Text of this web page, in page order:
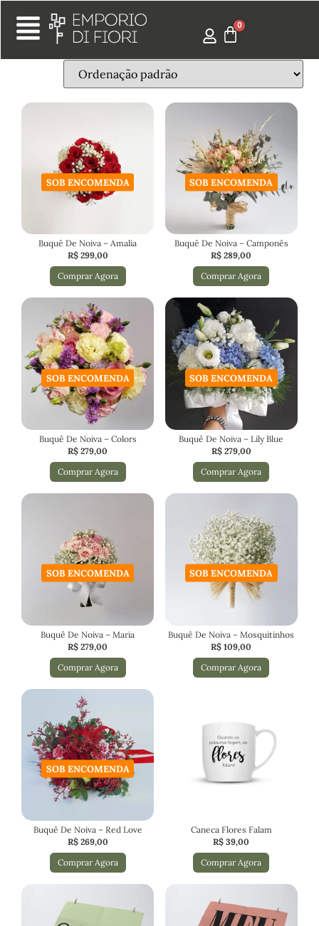
SOB ENCOMENDA
Buquê De Noiva – Amalia
R$299,00
Comprar Agora
SOB ENCOMENDA
Buquê De Noiva – Camponês
R$ 289,00
Comprar Agora
SOB ENCOMENDA
Buquê De Noiva – Colors
R$ 279,00
Comprar Agora
SOB ENCOMENDA
Buquê De Noiva – Lily Blue
R$279,00
Comprar Agora
SOB ENCOMENDA
Buquê De Noiva – Maria
R$ 279,00
Comprar Agora
SOB ENCOMENDA
Buquê De Noiva – Mosquitinhos
R$ 109,00
Comprar Agora
SOB ENCOMENDA
Buquê De Noiva – Red Love
R$269,00
Comprar Agora
Caneca Flores Falam
R$ 39,00
Comprar Agora